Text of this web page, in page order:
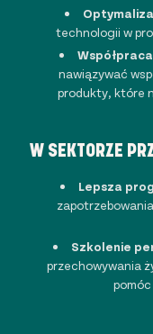
technologii w
nawiązywać
produkty, które
W SEKTORZE
Lepsza
Szkolenie
przechowywania